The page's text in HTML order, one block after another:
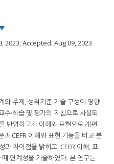
2023; Accepted: Aug 09, 2023
와 주제, 성취기준 기술 구성에 영향
수·학습 및 평가의 지침으로 사용되
반영하고자 이해와 표현으로 개편
CEFR 이해와 표현 기능을 비교·분
과 차이점을 밝히고, CEFR 이해, 표
연계성을 기술하였다. 본 연구는